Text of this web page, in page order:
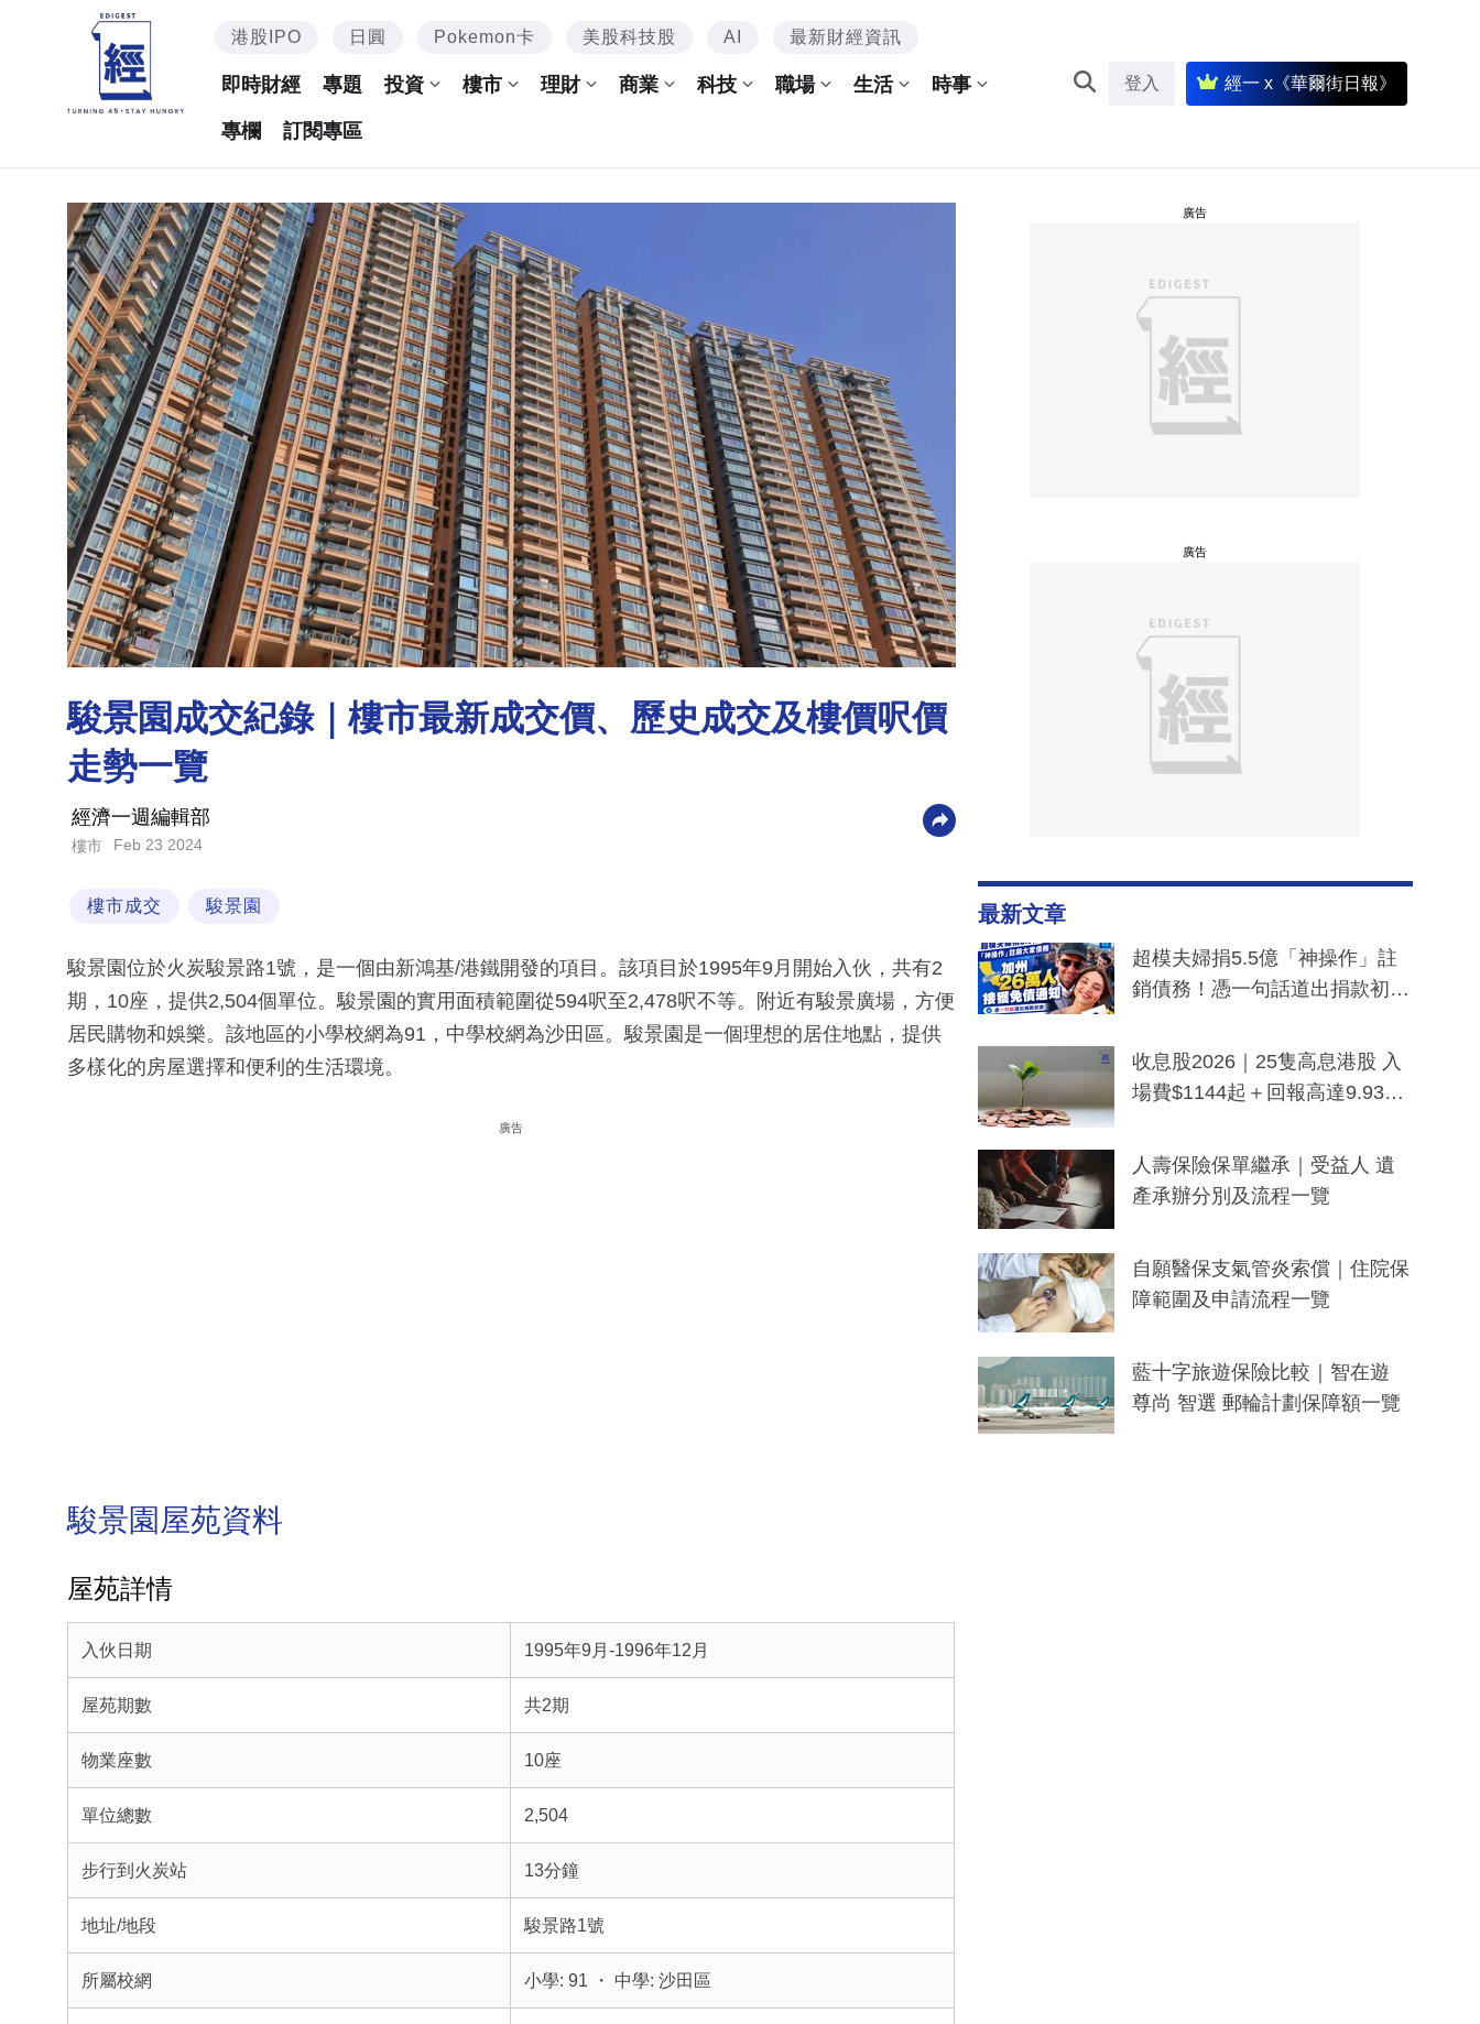
港股IPO 日圓 Pokemon卡 美股科技股 AI 最新財經資訊
即時財經 專題 投資 樓市 理財 商業 科技 職場 生活 時事
專欄 訂閱專區
登入 經一 x《華爾街日報》
駿景園成交紀錄｜樓市最新成交價、歷史成交及樓價呎價
走勢一覽
經濟一週編輯部
樓市 Feb 23 2024
樓市成交 駿景園
駿景園位於火炭駿景路1號，是一個由新鴻基/港鐵開發的項目。該項目於1995年9月開始入伙，共有2
期，10座，提供2,504個單位。駿景園的實用面積範圍從594呎至2,478呎不等。附近有駿景廣場，方便
居民購物和娛樂。該地區的小學校網為91，中學校網為沙田區。駿景園是一個理想的居住地點，提供
多樣化的房屋選擇和便利的生活環境。
廣告
駿景園屋苑資料
屋苑詳情
入伙日期 1995年9月-1996年12月
屋苑期數 共2期
物業座數 10座
單位總數 2,504
步行到火炭站 13分鐘
地址/地段 駿景路1號
所屬校網 小學: 91 ・ 中學: 沙田區
廣告
廣告
最新文章
超模夫婦捐5.5億「神操作」註
銷債務！憑一句話道出捐款初
一度被誤當詐騙手段
收息股2026｜25隻高息港股 入
場費$1144起＋回報高達9.93
人壽保險保單繼承｜受益人 遺
產承辦分別及流程一覽
自願醫保支氣管炎索償｜住院保
障範圍及申請流程一覽
藍十字旅遊保險比較｜智在遊
尊尚 智選 郵輪計劃保障額一覽